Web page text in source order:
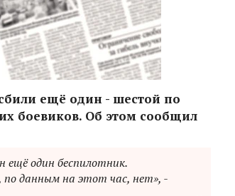
ещё один - шестой по
боевиков. Об этом сообщил
ещё один беспилотник.
данным на этот час, нет», -